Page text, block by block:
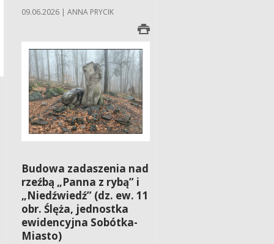
09.06.2026 | ANNA PRYCIK
Budowa zadaszenia nad
rzeźbą „Panna z rybą” i
„Niedźwiedź” (dz. ew. 11
obr. Ślęża, jednostka
ewidencyjna Sobótka-
Miasto)